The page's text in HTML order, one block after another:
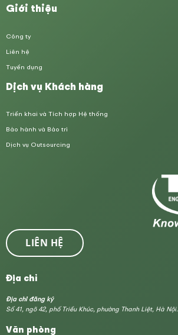
Giới thiệu
Công ty
Liên hệ
Tuyển dụng
Dịch vụ Khách hàng
Triển khai và Tích hợp Hệ thống
Bảo hành và Bảo trì
Dịch vụ Outsourcing
LIÊN HỆ
Địa chỉ
Địa chỉ đăng ký
Số 41, ngõ 42, phố Triều Khúc, phường Thanh Liệt, Hà Nội.
Văn phòng